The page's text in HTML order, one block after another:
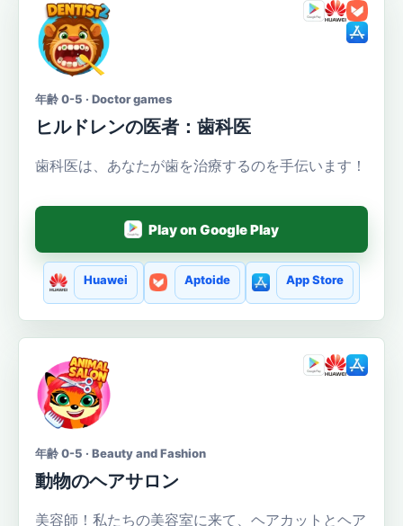
年齢 0-5 · Doctor games
ヒルドレンの医者：歯科医
歯科医は、あなたが歯を治療するのを手伝います！
Play on Google Play
Huawei Aptoide App Store
年齢 0-5 · Beauty and Fashion
動物のヘアサロン
美容師！私たちの美容室に来て、ヘアカットとヘア